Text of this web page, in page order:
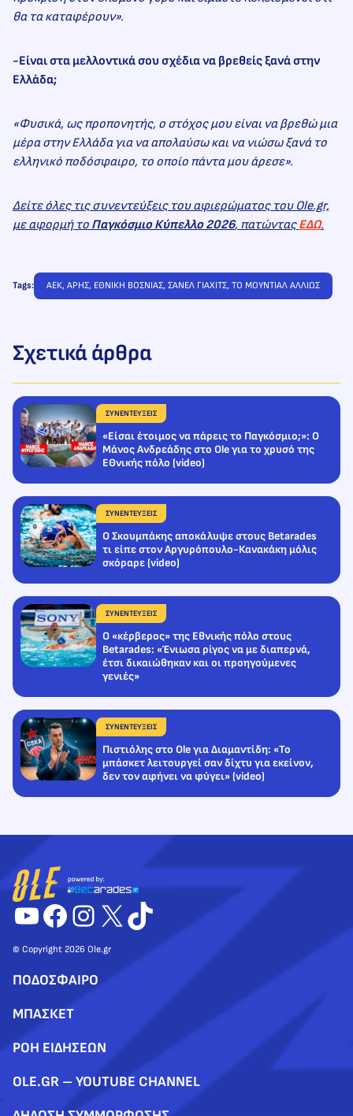
θα τα καταφέρουν».
-Είναι στα μελλοντικά σου σχέδια να βρεθείς ξανά στην
Ελλάδα;
«Φυσικά, ως προπονητής, ο στόχος μου είναι να βρεθώ μια
μέρα στην Ελλάδα για να απολαύσω και να νιώσω ξανά το
ελληνικό ποδόσφαιρο, το οποίο πάντα μου άρεσε».
Δείτε όλες τις συνεντεύξεις του αφιερώματος του Ole.gr,
με αφορμή το Παγκόσμιο Κύπελλο 2026, πατώνταςΕΔΩ.
Tags: ΑΕΚ, ΑΡΗΣ, ΕΘΝΙΚΗ ΒΟΣΝΙΑΣ, ΣΑΝΕΛ ΓΙΑΧΙΤΣ, ΤΟ ΜΟΥΝΤΙΑΛ ΑΛΛΙΩΣ
Σχετικά άρθρα
ΣΥΝΕΝΤΕΥΞΕΙΣ
«Είσαι έτοιμος να πάρεις το Παγκόσμιο;»: Ο
Μάνος Ανδρεάδης στο Ole για το χρυσό της
ΕΘνικής πόλο (video)
ΣΥΝΕΝΤΕΥΞΕΙΣ
Ο Σκουμπάκης αποκάλυψε στους Betarades
τι είπε στον Αργυρόπουλο-Κανακάκη μόλις
σκόραρε (video)
ΣΥΝΕΝΤΕΥΞΕΙΣ
Ο «κέρβερος» της Εθνικής πόλο στους
Betarades: «Ένιωσα ρίγος να με διαπερνά,
έτσι δικαιώθηκαν και οι προηγούμενες
γενιές»
ΣΥΝΕΝΤΕΥΞΕΙΣ
Πιστιόλης στο Ole για Διαμαντίδη: «Το
μπάσκετ λειτουργεί σαν δίχτυ για εκείνον,
δεν τον αφήνει να φύγει» (video)
YouTube
Facebook
Instagram
X TikTok
© Copyright 2026 Ole.gr
ΠΟΔΟΣΦΑΙΡΟ
ΜΠΑΣΚΕΤ
ΡΟΗ ΕΙΔΗΣΕΩΝ
OLE.GR – YOUTUBE CHANNEL